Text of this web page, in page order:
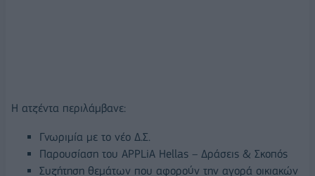
Η ατζέντα περιλάμβανε:
Γνωριμία με το νέο Δ.Σ.
Παρουσίαση του APPLiA Hellas – Δράσεις & Σκοπός
Συζήτηση θεμάτων που αφορούν την αγορά οικιακών